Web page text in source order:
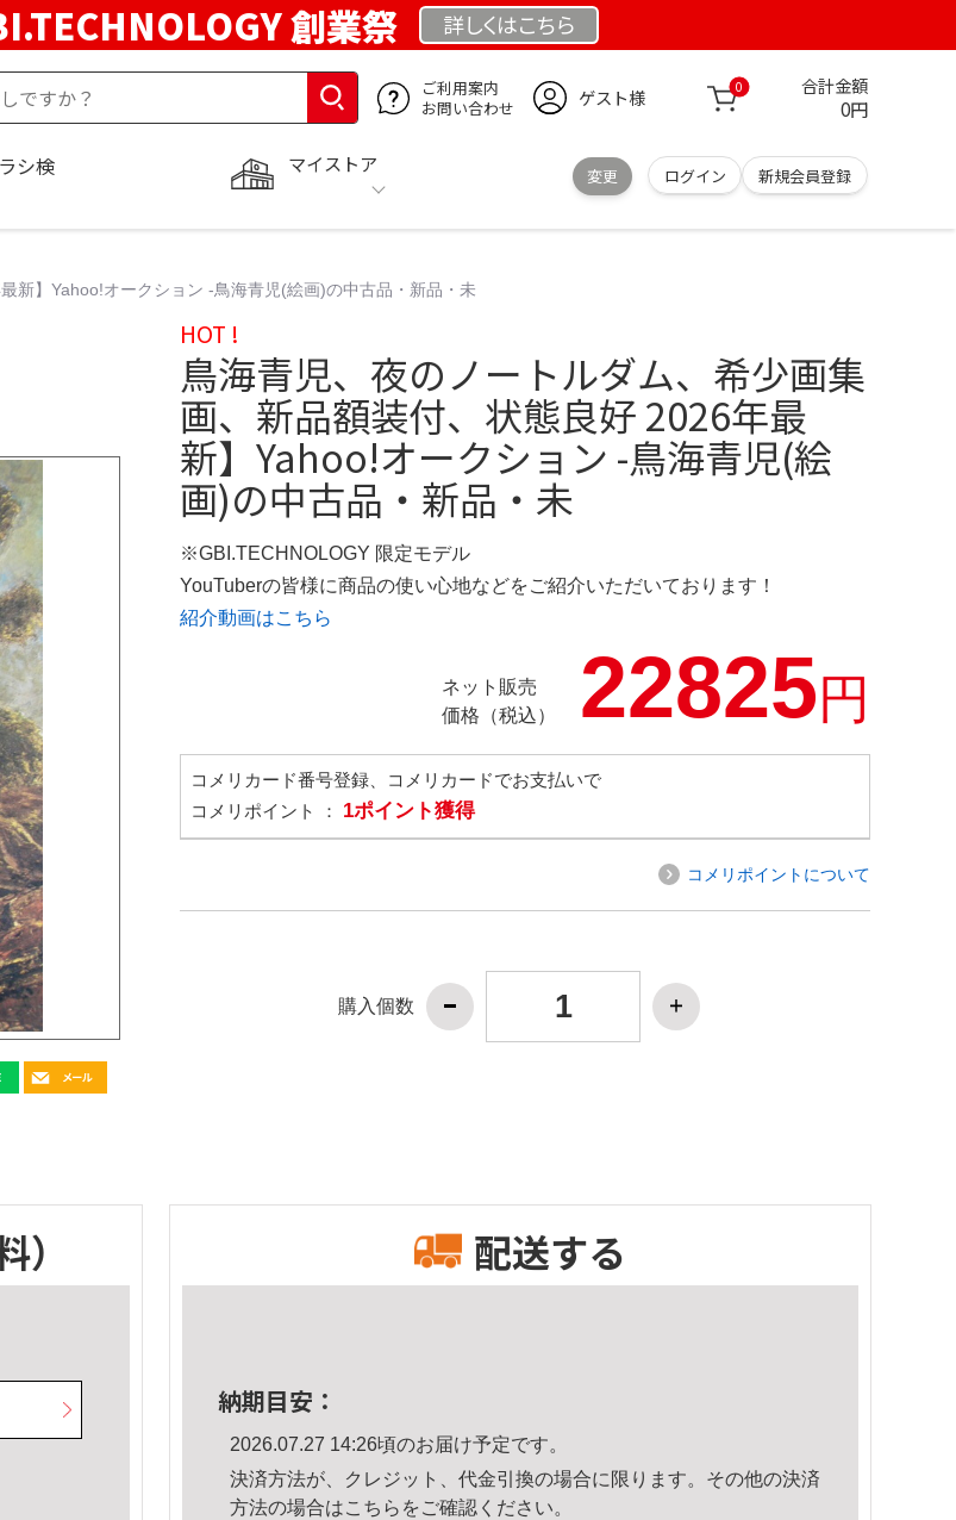
創業祭 詳しくはこちら
ご利用案内
お問い合わせ
ゲスト様 0 合計金額
0円
マイストア
変更 ログイン 新規会員登録
シ検
新】Yahoo!オークション -鳥海青児(絵画)の中古品・新品・未
HOT !
鳥海青児、夜のノートルダム、希少画集
画、新品額装付、状態良好 2026年最
新】Yahoo!オークション -鳥海青児(絵
画)の中古品・新品・未
※GBI.TECHNOLOGY 限定モデル
YouTuberの皆様に商品の使い心地などをご紹介いただいております！
紹介動画はこちら
ネット販売
価格（税込）
22825円
コメリカード番号登録、コメリカードでお支払いで
コメリポイント ： 1ポイント獲得
コメリポイントについて
購入個数
） 配送する
納期目安：
2026.07.27 14:26頃のお届け予定です。
決済方法が、クレジット、代金引換の場合に限ります。その他の決済
方法の場合はこちら をご確認ください。